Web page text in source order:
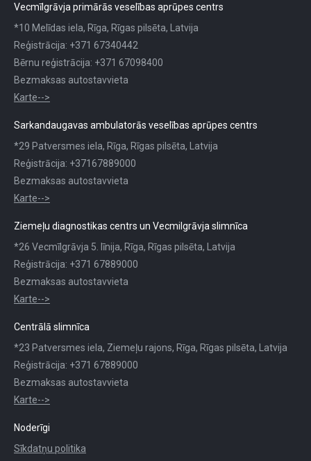
Vecmīlgrāvja primārās veselības aprūpes centrs
*10 Melīdas iela, Rīga, Rīgas pilsēta, Latvija
Reģistrācija: +371 67340442
Bērnu reģistrācija: +371 67098400
Bezmaksas autostavvieta
Karte-->
Sarkandaugavas ambulatorās veselības aprūpes centrs
*29 Patversmes iela, Rīga, Rīgas pilsēta, Latvija
Reģistrācija: +37167889000
Bezmaksas autostavvieta
Karte-->
Ziemeļu diagnostikas centrs un Vecmilgrāvja slimnīca
*26 Vecmīlgrāvja 5. līnija, Rīga, Rīgas pilsēta, Latvija
Reģistrācija: +371 67889000
Bezmaksas autostavvieta
Karte-->
Centrālā slimnīca
*23 Patversmes iela, Ziemeļu rajons, Rīga, Rīgas pilsēta, Latvija
Reģistrācija: +371 67889000
Bezmaksas autostavvieta
Karte-->
Noderīgi
Sīkdatņu politika